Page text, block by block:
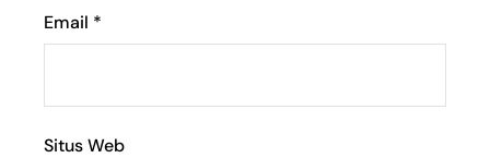
Email *
Situs Web